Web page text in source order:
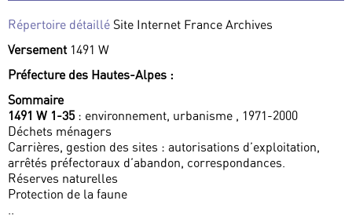
Répertoire détaillé Site Internet France Archives
Versement 1491 W
Préfecture des Hautes-Alpes :
Sommaire
1491 W 1-35 : environnement, urbanisme , 1971-2000
Déchets ménagers
Carrières, gestion des sites : autorisations d’exploitation,
arrêtés préfectoraux d’abandon, correspondances.
Réserves naturelles
Protection de la faune
..